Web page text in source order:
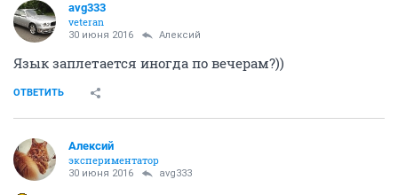
avg333
veteran
30 июня 2016 Алексий
Язык заплетается иногда по вечерам?))
ОТВЕТИТЬ
Алексий
экспериментатор
30 июня 2016 avg333